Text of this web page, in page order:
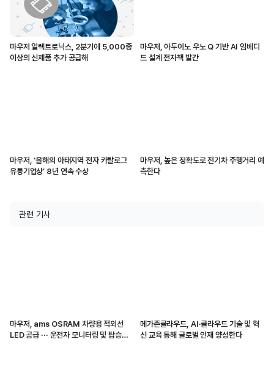
마우저 일렉트로닉스, 2분기에 5,000종
이상의 신제품 추가 공급해
마우저, 아두이노 우노 Q 기반 AI 임베디
드 설계 전자책 발간
마우저, ‘올해의 아태지역 전자 카탈로그
유통기업상’ 8년 연속 수상
마우저, 높은 정확도로 전기차 주행거리 예
측한다
관련 기사
마우저, ams OSRAM 차량용 적외선
LED 공급 ··· 운전자 모니터링 및 탑승자
메가존클라우드, AI·클라우드 기술 및 혁
신 교육 통해 글로벌 인재 양성한다